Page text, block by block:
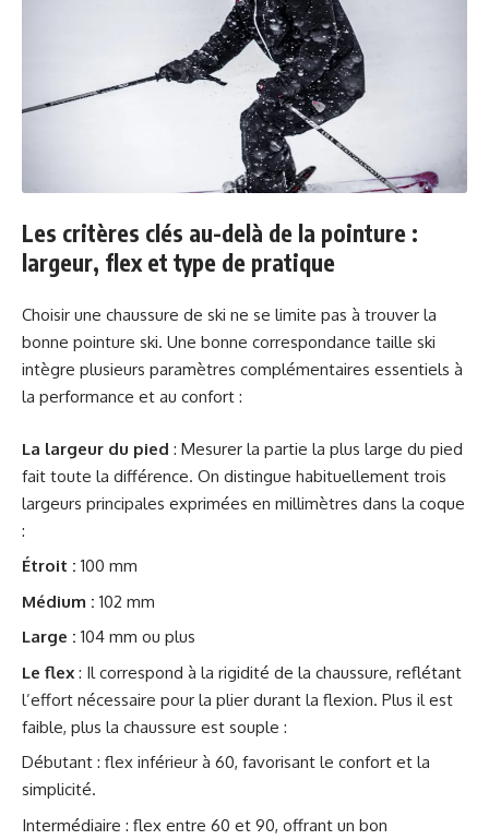
Les critères clés au-delà de la pointure :
largeur, flex et type de pratique
Choisir une chaussure de ski ne se limite pas à trouver la
bonne pointure ski. Une bonne correspondance taille ski
intègre plusieurs paramètres complémentaires essentiels à
la performance et au confort :
La largeur du pied : Mesurer la partie la plus large du pied
fait toute la différence. On distingue habituellement trois
largeurs principales exprimées en millimètres dans la coque
:
Étroit : 100 mm
Médium : 102 mm
Large : 104 mm ou plus
Le flex : Il correspond à la rigidité de la chaussure, reflétant
l’effort nécessaire pour la plier durant la flexion. Plus il est
faible, plus la chaussure est souple :
Débutant : flex inférieur à 60, favorisant le confort et la
simplicité.
Intermédiaire : flex entre 60 et 90, offrant un bon